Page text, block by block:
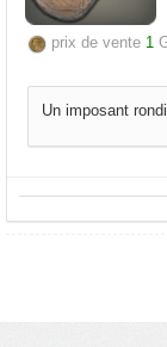
prix de vente 1
Un imposant